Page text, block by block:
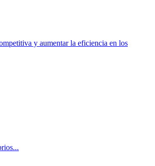
y aumentar la eficiencia en los